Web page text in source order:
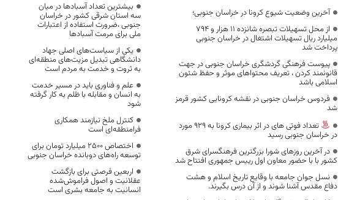
آخرین وضعیت شیوع کرونا در خراسان جنوبی؛
از محل تسهیلات تبصره شانزده ۱۱ هزار و ۷۹۴
میلیارد ریال تسهیلات اشتغال در خراسان جنوبی
پرداخت شد
پیوست فرهنگی گردشگری خراسان جنوبی در جهت
قانونمند کردن ، تعریف محتواهای موثر و حفظ شئون
اسلامی باشد
فردوس خراسان جنوبی در نقشه کرونایی کشور قرمز
شد
تعداد فوتی های در اثر بیماری کرونا به 929 مورد
در خراسان جنوبی رسید
در آخرین روزهای شورا بزرگترین فرهنگسرای شرق
کشور با با حضور معاون اول رییس جمهوری افتتاح شد
نسل جوان جامعه با وقایع تاریخ اسلام و هشت
دفاع مقدس آشنا شوند و از آن درس بگیرند.
بیشترین تعداد آسبادها در میان
سه استان شرقی کشور در خراسان
جنوبی ،ضرورت استفاده از اعتبارات
ملی برای مرمت آسبادها
یکی از سیاست‌های اصلی جهاد
دانشگاهی تبدیل مزیت‌های منطقه‌ای
به ثروت و خدمت به مردم است
علم و فناوری باید در مسیر خدمت
به انسان و مقابله با ظلم به کار گرفته
شود
کنترل ملخ نیازمند همکاری
فرامنطقه‌ای است
اختصاص 2500 میلیارد تومان برای
توسعه راه‌های دوبانده خراسان جنوبی
اربعین فرصتی برای بازگشت
عقلانیت و اصول فراموش‌شده
انسانیت به جامعه بشری است